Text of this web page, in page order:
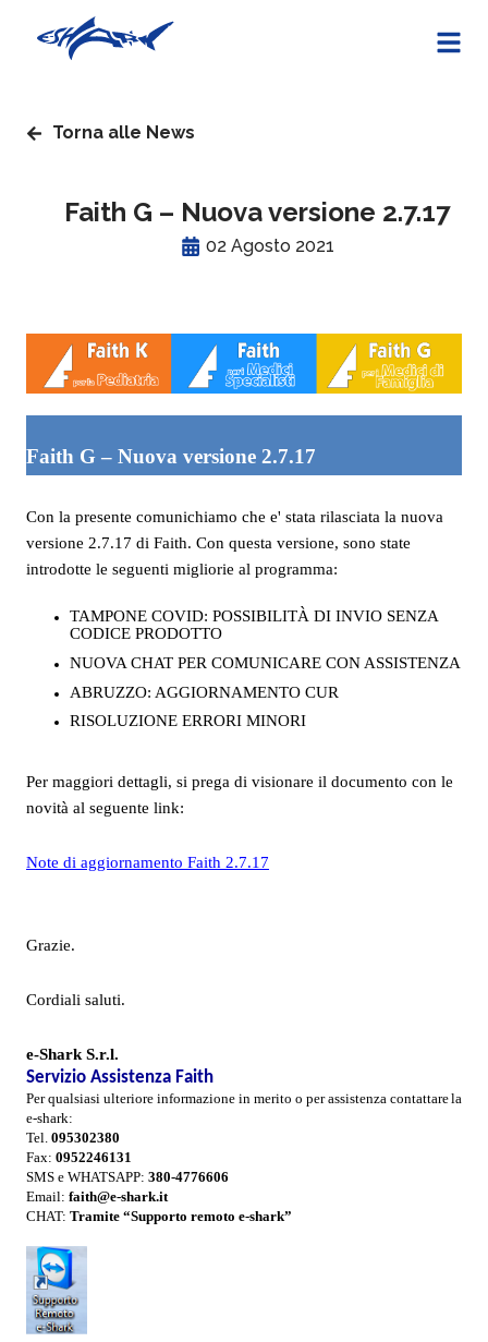
Torna alle News
Faith G – Nuova versione 2.7.17
02 Agosto 2021
Faith G – Nuova versione 2.7.17
Con la presente comunichiamo che e' stata rilasciata la nuova
versione 2.7.17 di Faith. Con questa versione, sono state
introdotte le seguenti migliorie al programma:
TAMPONE COVID: POSSIBILITÀ DI INVIO SENZA
CODICE PRODOTTO
NUOVA CHAT PER COMUNICARE CON ASSISTENZA
ABRUZZO: AGGIORNAMENTO CUR
RISOLUZIONE ERRORI MINORI
Per maggiori dettagli, si prega di visionare il documento con le
novità al seguente link:
Note di aggiornamento Faith 2.7.17
Grazie.
Cordiali saluti.
e-Shark S.r.l.
Servizio Assistenza Faith
Per qualsiasi ulteriore informazione in merito o per assistenza contattarela
e-shark:
Tel. 095302380
Fax: 0952246131
SMS e WHATSAPP: 380-4776606
Email: faith@e-shark.it
CHAT: Tramite “Supporto remoto e-shark”